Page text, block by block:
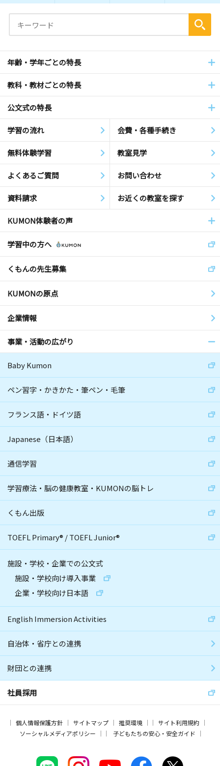
年齢・学年ごとの特長
教科・教材ごとの特長
公文式の特長
学習の流れ 会費・各種手続き
無料体験学習 教室見学
よくあるご質問 お問い合わせ
資料請求 お近くの教室を探す
KUMON体験者の声
学習中の方へ
くもんの先生募集
KUMONの原点
企業情報
事業・活動の広がり
Baby Kumon
ペン習字・かきかた・筆ペン・毛筆
フランス語・ドイツ語
Japanese（日本語）
通信学習
学習療法・脳の健康教室・KUMONの脳トレ
くもん出版
TOEFL Primary® /TOEFL Junior®
施設・学校・企業での公文式
施設・学校向け導入事業
企業・学校向け日本語
English Immersion Activities
自治体・省庁との連携
財団との連携
社員採用
個人情報保護方針 サイトマップ 推奨環境
サイト利用規約
ソーシャルメディアポリシー
子どもたちの安心・安全ガイド